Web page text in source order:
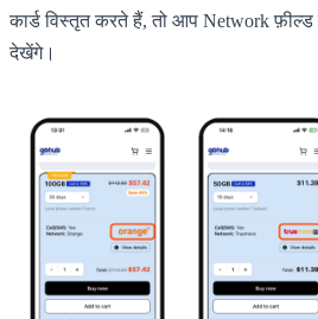
कार्ड विस्तृत करते हैं, तो आप Network फ़ील्ड
देखेंगे।